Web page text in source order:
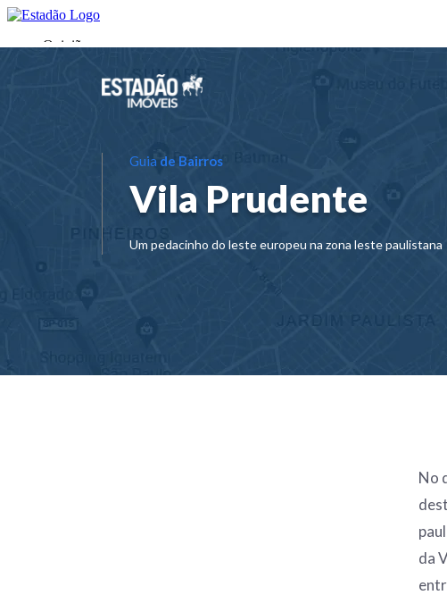
Guia de Bairros
Vila Prudente
Um pedacinho do leste europeu na zona leste paulistana
No
da